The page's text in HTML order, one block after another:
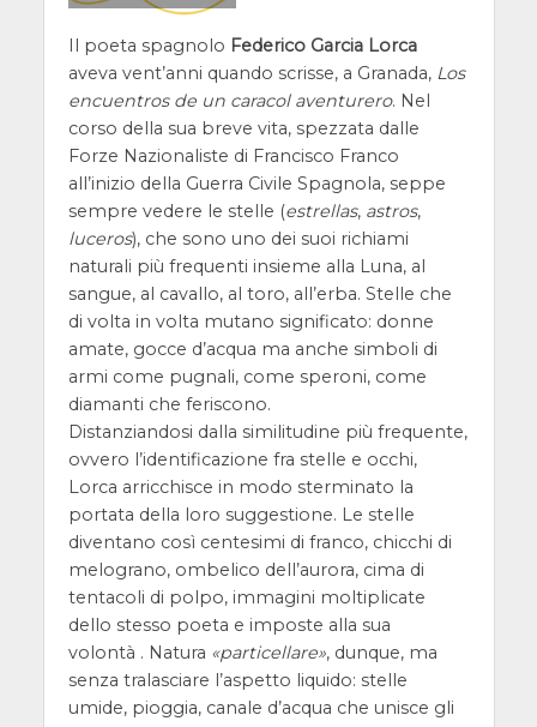
Il poeta spagnolo Federico Garcia Lorca
aveva vent’anni quando scrisse, a Granada, Los
encuentros de un caracol aventurero. Nel
corso della sua breve vita, spezzata dalle
Forze Nazionaliste di Francisco Franco
all’inizio della Guerra Civile Spagnola, seppe
sempre vedere le stelle (estrellas, astros,
luceros), che sono uno dei suoi richiami
naturali più frequenti insieme alla Luna, al
sangue, al cavallo, al toro, all’erba. Stelle che
di volta in volta mutano significato: donne
amate, gocce d’acqua ma anche simboli di
armi come pugnali, come speroni, come
diamanti che feriscono.
Distanziandosi dalla similitudine più frequente,
ovvero l’identificazione fra stelle e occhi,
Lorca arricchisce in modo sterminato la
portata della loro suggestione. Le stelle
diventano così centesimi di franco, chicchi di
melograno, ombelico dell’aurora, cima di
tentacoli di polpo, immagini moltiplicate
dello stesso poeta e imposte alla sua
volontà . Natura
particellare , dunque, ma
senza tralasciare l’aspetto liquido: stelle
umide, pioggia, canale d’acqua che unisce gli